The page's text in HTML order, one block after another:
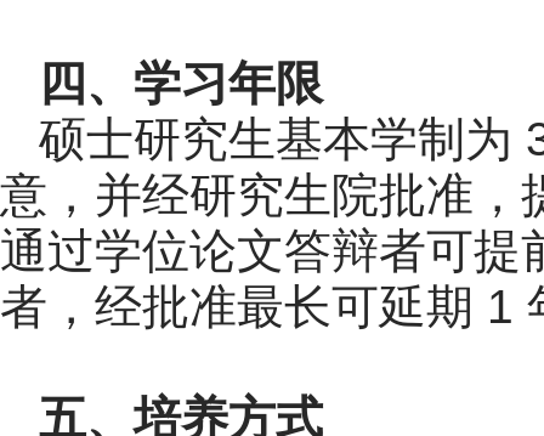
四、学习年限
硕士研究生基本学制为
意，并经研究生院批准，
通过学位论文答辩者可
者，经批准最长可延期 1
五、培养方式